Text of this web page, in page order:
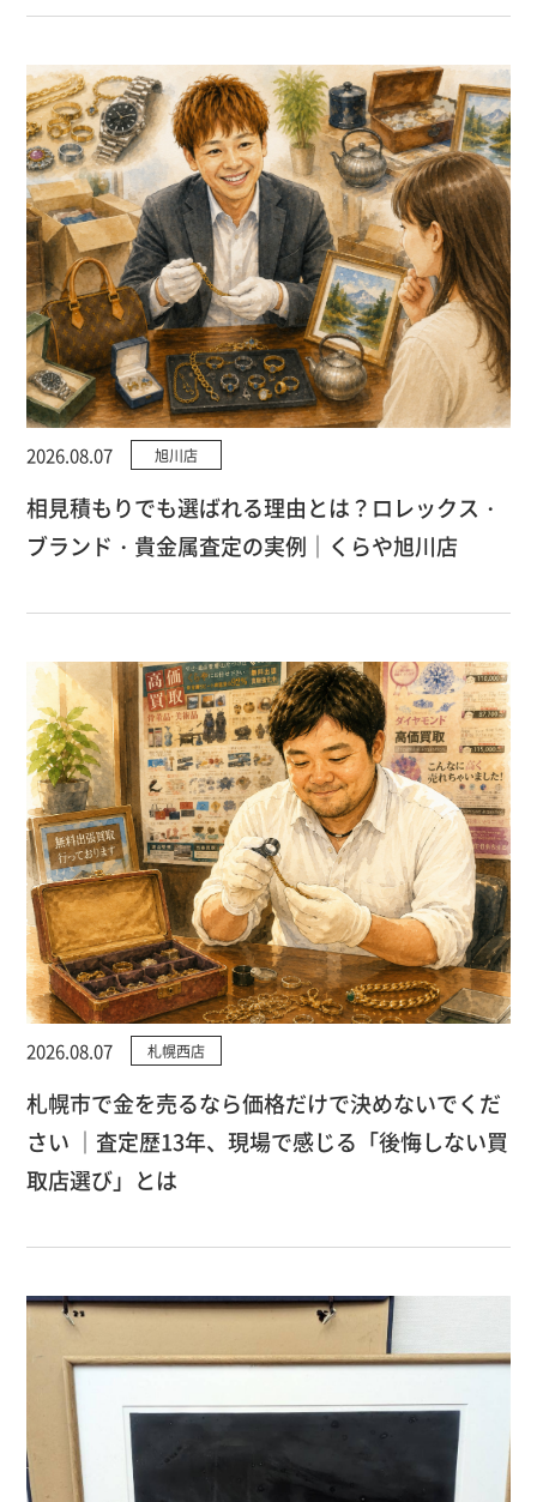
2026.08.07 旭川店
相見積もりでも選ばれる理由とは？ロレックス・
ブランド・貴金属査定の実例｜くらや旭川店
2026.08.07 札幌西店
札幌市で金を売るなら価格だけで決めないでくだ
さい ｜査定歴13年、現場で感じる「後悔しない買
取店選び」とは